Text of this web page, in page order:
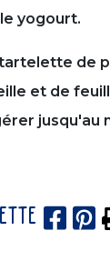
yogourt.
de
et de
jusqu'au